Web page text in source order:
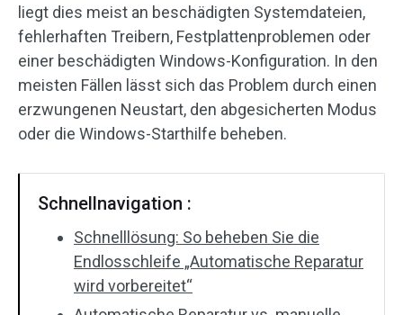
liegt dies meist an beschädigten Systemdateien,
fehlerhaften Treibern, Festplattenproblemen oder
einer beschädigten Windows-Konfiguration. In den
meisten Fällen lässt sich das Problem durch einen
erzwungenen Neustart, den abgesicherten Modus
oder die Windows-Starthilfe beheben.
Schnellnavigation :
Schnelllösung: So beheben Sie die
Endlosschleife „Automatische Reparatur
wird vorbereitet“